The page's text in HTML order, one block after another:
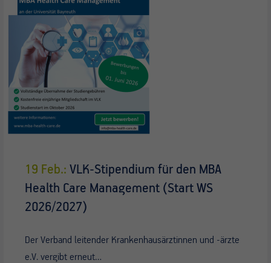
19 Feb.: VLK-Stipendium für den MBA
Health Care Management (Start WS
2026/2027)
Der Verband leitender Krankenhausärztinnen und -ärzte
e.V. vergibt erneut…